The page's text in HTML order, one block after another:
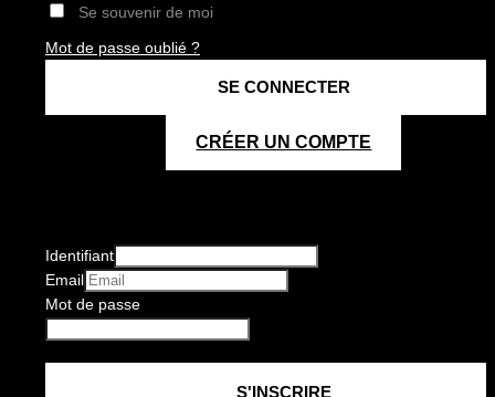
Se souvenir de moi
Mot de passe oublié ?
CRÉER UN COMPTE
Identifiant
Email
Mot de passe